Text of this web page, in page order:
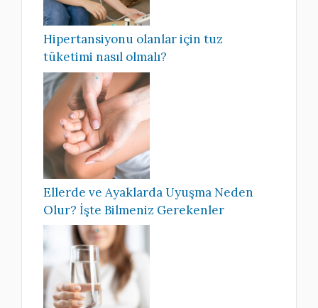
Hipertansiyonu olanlar için tuz
tüketimi nasıl olmalı?
Ellerde ve Ayaklarda Uyuşma Neden
Olur? İşte Bilmeniz Gerekenler